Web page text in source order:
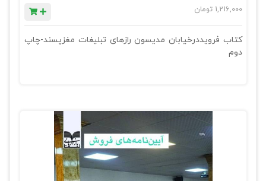
1,216,000 تومان
کتاب فرویددرخیابان مدیسون رازهای تبلیغات مغزپسند-چاپ
دوم